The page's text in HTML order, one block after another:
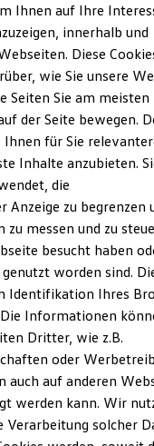
Updates
ID.
Ihnen auf Ihre
innerhalb und
Diese
wie Sie unsere
Seiten Sie am meisten
der Seite bewegen.
Ihnen für Sie
Inhalte anzubieten.
die
Anzeige zu begrenzen
messen und zu
besucht haben
worden sind.
Identifikation Ihres
Informationen
Dritter, wie z.B.
oder
auch auf anderen
werden kann. Wir
solcher